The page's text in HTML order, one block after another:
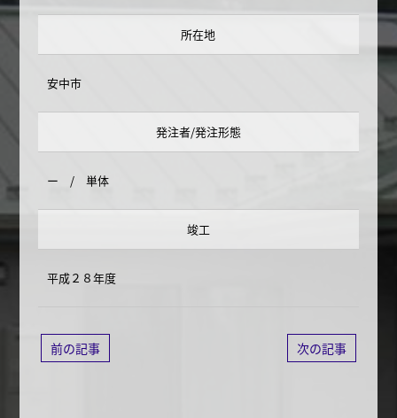
所在地
安中市
発注者/発注形態
ー / 単体
竣工
平成２８年度
前の記事 次の記事